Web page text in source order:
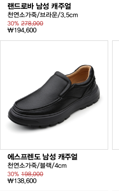
랜드로바 남성 캐주얼
천연소가죽/브라운/3.5cm
30% 278,000
₩194,600
에스프렌도 남성 캐주얼
천연소가죽/블랙/4cm
30% 198,000
₩138,600